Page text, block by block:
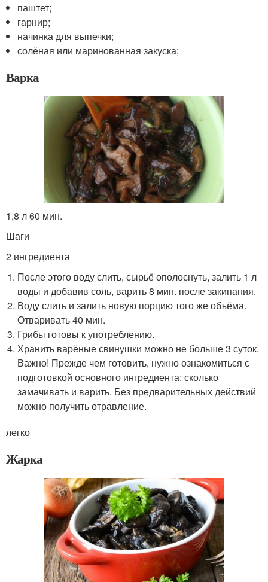
паштет;
гарнир;
начинка для выпечки;
солёная или маринованная закуска;
Варка
1,8 л 60 мин.
Шаги
2 ингредиента
После этого воду слить, сырьё ополоснуть, залить 1 л
воды и добавив соль, варить 8 мин. после закипания.
Воду слить и залить новую порцию того же объёма.
Отваривать 40 мин.
Грибы готовы к употреблению.
Хранить варёные свинушки можно не больше 3 суток.
Важно! Прежде чем готовить, нужно ознакомиться с
подготовкой основного ингредиента: сколько
замачивать и варить. Без предварительных действий
можно получить отравление.
легко
Жарка